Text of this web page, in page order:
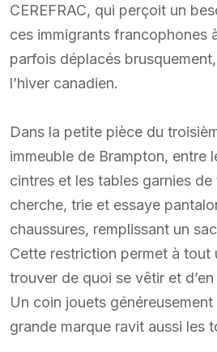
CEREFRAC, qui perçoit un
ces immigrants francophones
parfois déplacés
l’hiver canadien.
Dans la petite pièce du
immeuble de Brampton, entre
cintres et les tables garnies
cherche, trie et essaye
chaussures, remplissant un
Cette restriction permet à tout
trouver de quoi se vêtir et
Un coin jouets
grande marque ravit aussi les